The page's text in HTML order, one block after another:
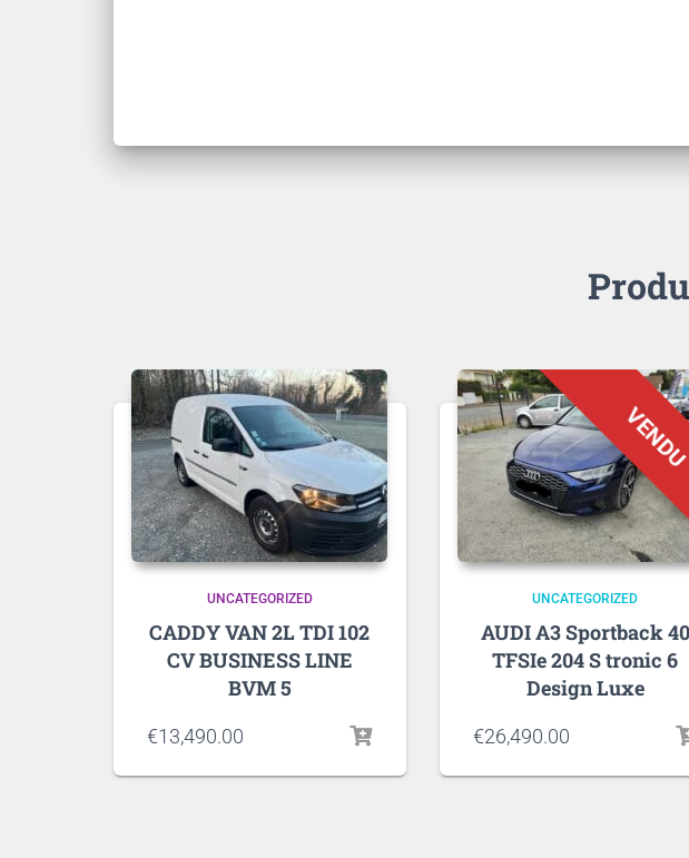
UNCATEGORIZED
CADDY VAN 2L TDI 102
CV BUSINESS LINE
BVM 5
€13,490.00
UNCATEGORIZED
AUDI A3 Sportback 40
TFSIe 204 S tronic 6
Design Luxe
€26,490.00